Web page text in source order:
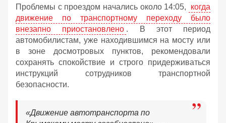
Проблемы с проездом начались около 14:05,
когда
движение по транспортному переходу было
внезапно приостановлено . В этот период
автомобилистам, уже находившимся на мосту или
в зоне досмотровых пунктов, рекомендовали
сохранять спокойствие и строго придерживаться
инструкций сотрудников транспортной
безопасности.
«Движение автотранспорта по